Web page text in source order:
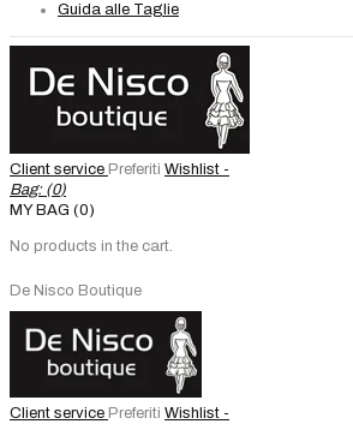
Guida alle Taglie
Client service Preferiti Wishlist -
Bag: (0)
MY BAG (0)
No products in the cart.
De Nisco Boutique
Client service Preferiti Wishlist -